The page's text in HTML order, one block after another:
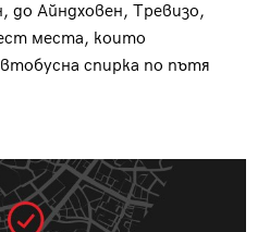
Айндховен, Тревизо,
места, които
спирка по пътя